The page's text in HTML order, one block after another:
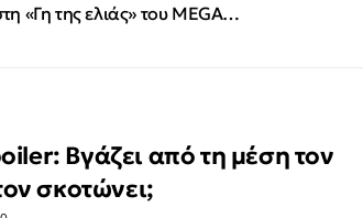
«Γη της ελιάς» του MEGA…
Βγάζει από τη μέση τον
σκοτώνει;